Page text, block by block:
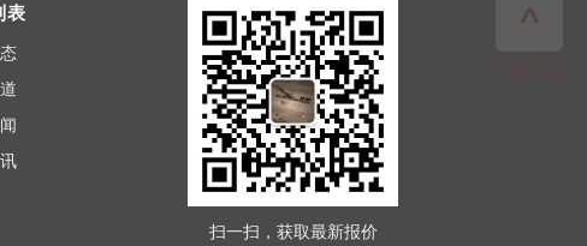
表
扫一扫，获取最新报价